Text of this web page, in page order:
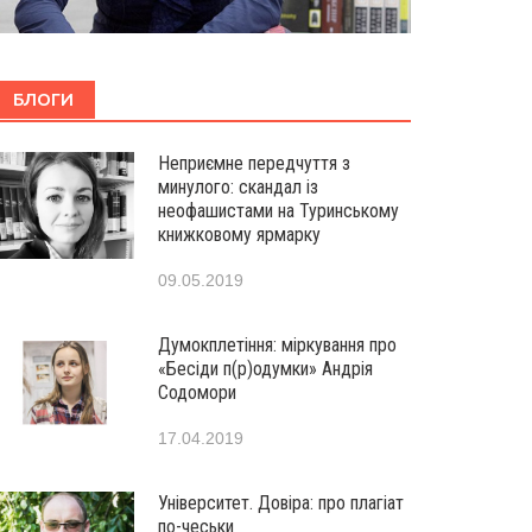
БЛОГИ
Неприємне передчуття з
минулого: скандал із
неофашистами на Туринському
книжковому ярмарку
09.05.2019
Думокплетіння: міркування про
«Бесіди п(р)одумки» Андрія
Содомори
17.04.2019
Університет. Довіра: про плагіат
по-чеськи